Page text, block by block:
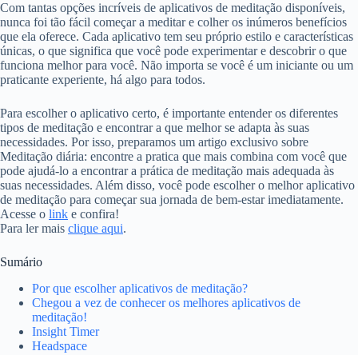
Com tantas opções incríveis de aplicativos de meditação disponíveis,
nunca foi tão fácil começar a meditar e colher os inúmeros benefícios
que ela oferece. Cada aplicativo tem seu próprio estilo e características
únicas, o que significa que você pode experimentar e descobrir o que
funciona melhor para você. Não importa se você é um iniciante ou um
praticante experiente, há algo para todos.
Para escolher o aplicativo certo, é importante entender os diferentes
tipos de meditação e encontrar a que melhor se adapta às suas
necessidades. Por isso, preparamos um artigo exclusivo sobre
Meditação diária: encontre a pratica que mais combina com você que
pode ajudá-lo a encontrar a prática de meditação mais adequada às
suas necessidades. Além disso, você pode escolher o melhor aplicativo
de meditação para começar sua jornada de bem-estar imediatamente.
Acesse o link e confira!
Para ler mais clique aqui.
Sumário
Por que escolher aplicativos de meditação?
Chegou a vez de conhecer os melhores aplicativos de
meditação!
Insight Timer
Headspace